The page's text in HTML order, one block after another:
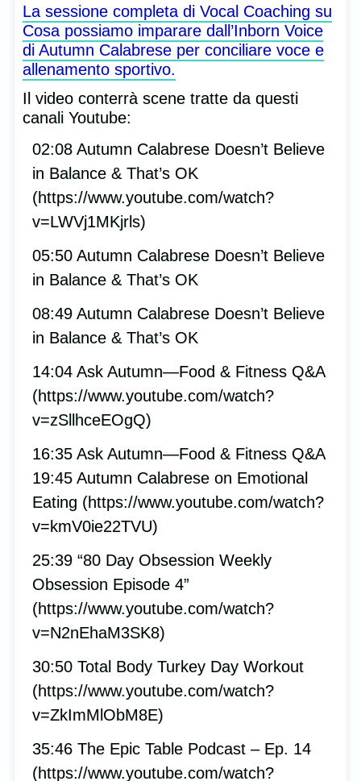
La sessione completa di Vocal Coaching su
Cosa possiamo imparare dall’Inborn Voice
di Autumn Calabrese per conciliare voce e
allenamento sportivo.
Il video conterrà scene tratte da questi
canali Youtube:
02:08 Autumn Calabrese Doesn’t Believe
in Balance & That’s OK
(https://www.youtube.com/watch?
v=LWVj1MKjrls)
05:50 Autumn Calabrese Doesn’t Believe
in Balance & That’s OK
08:49 Autumn Calabrese Doesn’t Believe
in Balance & That’s OK
14:04 Ask Autumn—Food & Fitness Q&A
(https://www.youtube.com/watch?
v=zSllhceEOgQ)
16:35 Ask Autumn—Food & Fitness Q&A
19:45 Autumn Calabrese on Emotional
Eating (https://www.youtube.com/watch?
v=kmV0ie22TVU)
25:39 “80 Day Obsession Weekly
Obsession Episode 4”
(https://www.youtube.com/watch?
v=N2nEhaM3SK8)
30:50 Total Body Turkey Day Workout
(https://www.youtube.com/watch?
v=ZkImMlObM8E)
35:46 The Epic Table Podcast – Ep. 14
(https://www.youtube.com/watch?